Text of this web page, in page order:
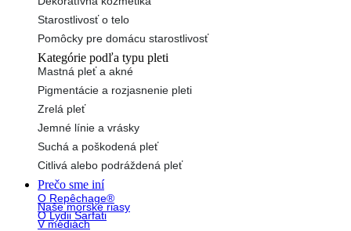
Starostlivosť o telo
Pomôcky pre domácu starostlivosť
Kategórie podľa typu pleti
Mastná pleť a akné
Pigmentácie a rozjasnenie pleti
Zrelá pleť
Jemné línie a vrásky
Suchá a poškodená pleť
Citlivá alebo podráždená pleť
Prečo sme iní
O Repêchage®
Naše morské riasy
O Lydii Sarfati
V médiách